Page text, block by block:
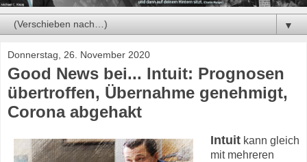
▼
Donnerstag, 26. November 2020
Good News bei... Intuit: Prognosen
übertroffen, Übernahme genehmigt,
Corona abgehakt
Intuitkann gleich
mit mehreren